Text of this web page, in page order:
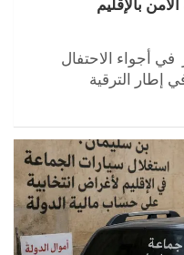
بالإقليم
أجواء الاحتفال
إطار الترقية